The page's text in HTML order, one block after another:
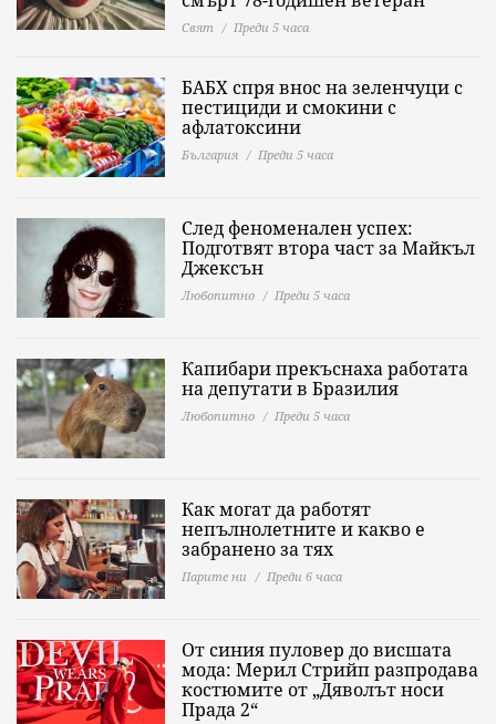
Свят Преди 5 часа
БАБХ спря внос на зеленчуци с
пестициди и смокини с
афлатоксини
България Преди 5 часа
След феноменален успех:
Подготвят втора част за Майкъл
Джексън
Любопитно Преди 5 часа
Капибари прекъснаха работата
на депутати в Бразилия
Любопитно Преди 5 часа
Как могат да работят
непълнолетните и какво е
забранено за тях
Парите ни Преди 6 часа
От синия пуловер до висшата
мода: Мерил Стрийп разпродава
костюмите от „Дяволът носи
Прада 2“